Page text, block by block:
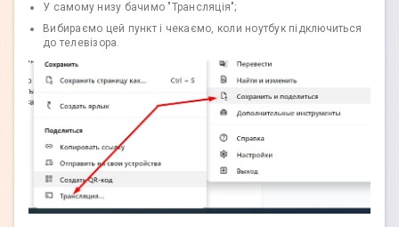
У самому низу бачимо "Трансляція";
Вибираємо цей пункт і чекаємо, коли ноутбук підключиться
до телевізора.